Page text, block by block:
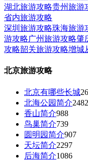
湖北旅游攻略贵州旅游
省内旅游攻略
深圳旅游攻略珠海旅游
游攻略广州旅游攻略肇
攻略韶关旅游攻略增城
北京旅游攻略
北京有哪些长城
北海公园简介2482
香山简介988
鸟巢简介739
圆明园简介907
天坛简介2297
后海简介1086